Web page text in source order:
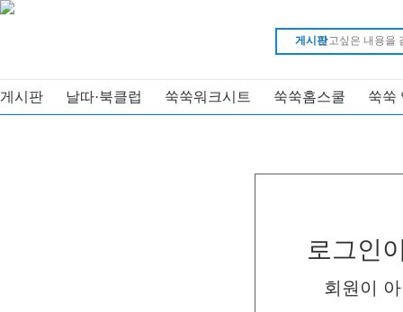
게시판
게시판 날따·북클럽 쑥쑥워크시트 쑥쑥홈스쿨 쑥쑥
로그인
회원이